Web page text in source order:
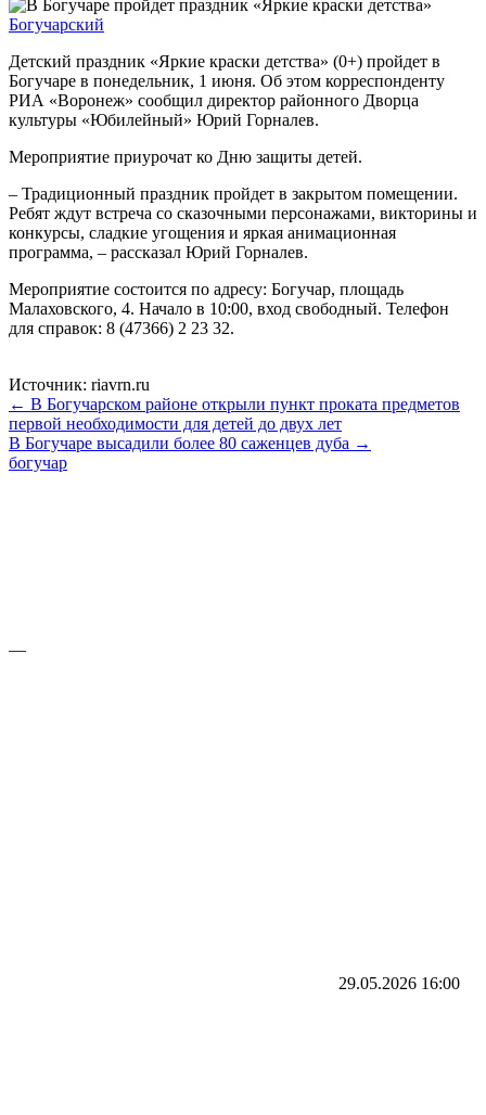
Богучарский
Детский праздник «Яркие краски детства» (0+) пройдет в
Богучаре в понедельник, 1 июня. Об этом корреспонденту
РИА «Воронеж» сообщил директор районного Дворца
культуры «Юбилейный» Юрий Горналев.
Мероприятие приурочат ко Дню защиты детей.
– Традиционный праздник пройдет в закрытом помещении.
Ребят ждут встреча со сказочными персонажами, викторины и
конкурсы, сладкие угощения и яркая анимационная
программа, – рассказал Юрий Горналев.
Мероприятие состоится по адресу: Богучар, площадь
Малаховского, 4. Начало в 10:00, вход свободный. Телефон
для справок: 8 (47366) 2 23 32.
Источник: riavrn.ru
← В Богучарском районе открыли пункт проката предметов
первой необходимости для детей до двух лет
В Богучаре высадили более 80 саженцев дуба →
богучар
—
29.05.2026 16:00